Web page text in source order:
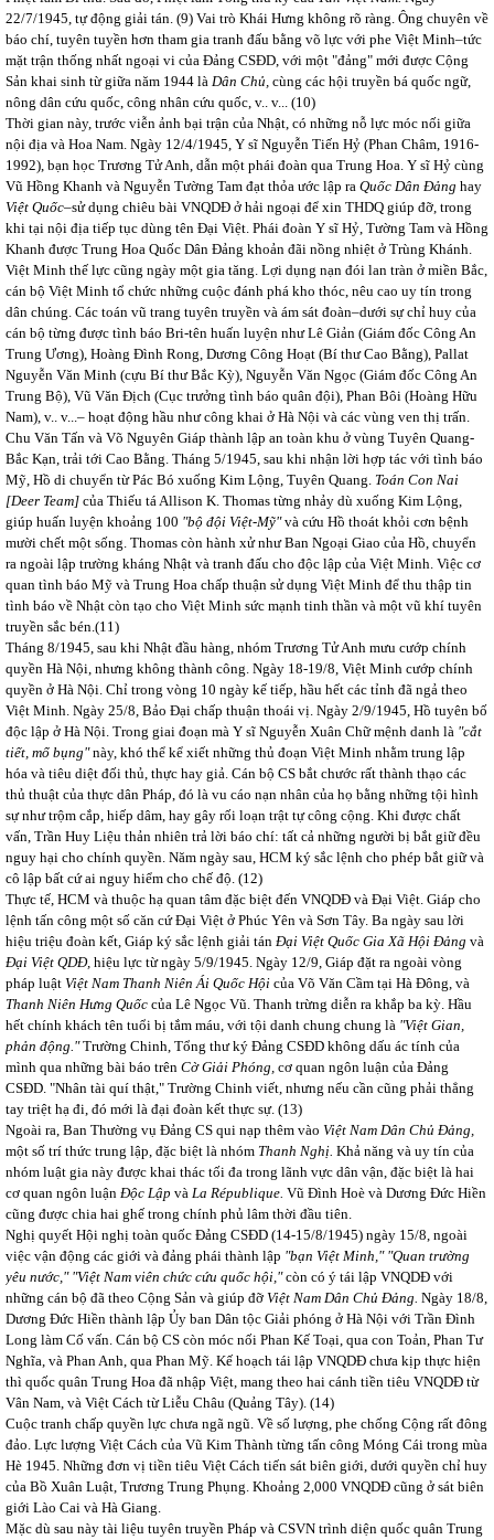
22/7/1945, tự động giải tán. (9) Vai trò Khái Hưng không rõ ràng. Ông chuyên về
báo chí, tuyên tuyền hơn tham gia tranh đấu bằng võ lực với phe Việt Minh–tức
mặt trận thống nhất ngoại vi của Đảng CSĐD, với một "đảng" mới được Cộng
Sản khai sinh từ giữa năm 1944 là Dân Chủ, cùng các hội truyền bá quốc ngữ,
nông dân cứu quốc, công nhân cứu quốc, v.. v... (10)
Thời gian này, trước viễn ảnh bại trận của Nhật, có những nỗ lực móc nối giữa
nội địa và Hoa Nam. Ngày 12/4/1945, Y sĩ Nguyễn Tiến Hỷ (Phan Châm, 1916-
1992), bạn học Trương Tử Anh, dẫn một phái đoàn qua Trung Hoa. Y sĩ Hỷ cùng
Vũ Hồng Khanh và Nguyễn Tường Tam đạt thỏa ước lập ra Quốc Dân Đảng hay
Việt Quốc–sử dụng chiêu bài VNQDĐ ở hải ngoại để xin THDQ giúp đỡ, trong
khi tại nội địa tiếp tục dùng tên Đại Việt. Phái đoàn Y sĩ Hỷ, Tường Tam và Hồng
Khanh được Trung Hoa Quốc Dân Đảng khoản đãi nồng nhiệt ở Trùng Khánh.
Việt Minh thế lực cũng ngày một gia tăng. Lợi dụng nạn đói lan tràn ở miền Bắc,
cán bộ Việt Minh tổ chức những cuộc đánh phá kho thóc, nêu cao uy tín trong
dân chúng. Các toán vũ trang tuyên truyền và ám sát đoàn–dưới sự chỉ huy của
cán bộ từng được tình báo Bri-tên huấn luyện như Lê Giản (Giám đốc Công An
Trung Ương), Hoàng Đình Rong, Dương Công Hoạt (Bí thư Cao Bằng), Pallat
Nguyễn Văn Minh (cựu Bí thư Bắc Kỳ), Nguyễn Văn Ngọc (Giám đốc Công An
Trung Bộ), Vũ Văn Địch (Cục trưởng tình báo quân đội), Phan Bôi (Hoàng Hữu
Nam), v.. v...– hoạt động hầu như công khai ở Hà Nội và các vùng ven thị trấn.
Chu Văn Tấn và Võ Nguyên Giáp thành lập an toàn khu ở vùng Tuyên Quang-
Bắc Kạn, trải tới Cao Bằng. Tháng 5/1945, sau khi nhận lời hợp tác với tình báo
Mỹ, Hồ di chuyển từ Pác Bó xuống Kim Lộng, Tuyên Quang. Toán Con Nai
[Deer Team] của Thiếu tá Allison K. Thomas từng nhảy dù xuống Kim Lộng,
giúp huấn luyện khoảng 100 "bộ đội Việt-Mỹ"và cứu Hồ thoát khỏi cơn bệnh
mười chết một sống. Thomas còn hành xử như Ban Ngoại Giao của Hồ, chuyển
ra ngoài lập trường kháng Nhật và tranh đấu cho độc lập của Việt Minh. Việc cơ
quan tình báo Mỹ và Trung Hoa chấp thuận sử dụng Việt Minh để thu thập tin
tình báo về Nhật còn tạo cho Việt Minh sức mạnh tinh thần và một vũ khí tuyên
truyền sắc bén.(11)
Tháng 8/1945, sau khi Nhật đầu hàng, nhóm Trương Tử Anh mưu cướp chính
quyền Hà Nội, nhưng không thành công. Ngày 18-19/8, Việt Minh cướp chính
quyền ở Hà Nội. Chỉ trong vòng 10 ngày kế tiếp, hầu hết các tỉnh đã ngả theo
Việt Minh. Ngày 25/8, Bảo Đại chấp thuận thoái vị. Ngày 2/9/1945, Hồ tuyên bố
độc lập ở Hà Nội. Trong giai đoạn mà Y sĩ Nguyễn Xuân Chữ mệnh danh là "cắt
tiết, mổ bụng"này, khó thể kể xiết những thủ đoạn Việt Minh nhằm trung lập
hóa và tiêu diệt đối thủ, thực hay giả. Cán bộ CS bắt chước rất thành thạo các
thủ thuật của thực dân Pháp, đó là vu cáo nạn nhân của họ bằng những tội hình
sự như trộm cắp, hiếp dâm, hay gây rối loạn trật tự công cộng. Khi được chất
vấn, Trần Huy Liệu thản nhiên trả lời báo chí: tất cả những người bị bắt giữ đều
nguy hại cho chính quyền. Năm ngày sau, HCM ký sắc lệnh cho phép bắt giữ và
cô lập bất cứ ai nguy hiểm cho chế độ. (12)
Thực tế, HCM và thuộc hạ quan tâm đặc biệt đến VNQDĐ và Đại Việt. Giáp cho
lệnh tấn công một số căn cứ Đại Việt ở Phúc Yên và Sơn Tây. Ba ngày sau lời
hiệu triệu đoàn kết, Giáp ký sắc lệnh giải tán Đại Việt Quốc Gia Xã Hội Đảng và
Đại Việt QDĐ, hiệu lực từ ngày 5/9/1945. Ngày 12/9, Giáp đặt ra ngoài vòng
pháp luật Việt Nam Thanh Niên Ái Quốc Hội của Võ Văn Cầm tại Hà Đông, và
Thanh Niên Hưng Quốc của Lê Ngọc Vũ. Thanh trừng diễn ra khắp ba kỳ. Hầu
hết chính khách tên tuổi bị tắm máu, với tội danh chung chung là "Việt Gian,
phản động."Trường Chinh, Tổng thư ký Đảng CSĐD không dấu ác tính của
mình qua những bài báo trên Cờ Giải Phóng, cơ quan ngôn luận của Đảng
CSĐD. "Nhân tài quí thật," Trường Chinh viết, nhưng nếu cần cũng phải thẳng
tay triệt hạ đi, đó mới là đại đoàn kết thực sự. (13)
Ngoài ra, Ban Thường vụ Đảng CS qui nạp thêm vào Việt Nam Dân Chủ Đảng,
một số trí thức trung lập, đặc biệt là nhóm Thanh Nghị. Khả năng và uy tín của
nhóm luật gia này được khai thác tối đa trong lãnh vực dân vận, đặc biệt là hai
cơ quan ngôn luận Độc Lập và La République. Vũ Đình Hoè và Dương Đức Hiền
cũng được chia hai ghế trong chính phủ lâm thời đầu tiên.
Nghị quyết Hội nghị toàn quốc Đảng CSĐD (14-15/8/1945) ngày 15/8, ngoài
việc vận động các giới và đảng phái thành lập "bạn Việt Minh," "Quan trường
yêu nước," "Việt Nam viên chức cứu quốc hội,"còn có ý tái lập VNQDĐ với
những cán bộ đã theo Cộng Sản và giúp đỡ Việt Nam Dân Chủ Đảng. Ngày 18/8,
Dương Đức Hiền thành lập Ủy ban Dân tộc Giải phóng ở Hà Nội với Trần Đình
Long làm Cố vấn. Cán bộ CS còn móc nối Phan Kế Toại, qua con Toản, Phan Tư
Nghĩa, và Phan Anh, qua Phan Mỹ. Kế hoạch tái lập VNQDĐ chưa kịp thực hiện
thì quốc quân Trung Hoa đã nhập Việt, mang theo hai cánh tiền tiêu VNQDĐ từ
Vân Nam, và Việt Cách từ Liễu Châu (Quảng Tây). (14)
Cuộc tranh chấp quyền lực chưa ngã ngũ. Về số lượng, phe chống Cộng rất đông
đảo. Lực lượng Việt Cách của Vũ Kim Thành từng tấn công Móng Cái trong mùa
Hè 1945. Những đơn vị tiền tiêu Việt Cách tiến sát biên giới, dưới quyền chỉ huy
của Bồ Xuân Luật, Trương Trung Phụng. Khoảng 2,000 VNQDĐ cũng ở sát biên
giới Lào Cai và Hà Giang.
Mặc dù sau này tài liệu tuyên truyền Pháp và CSVN trình diện quốc quân Trung